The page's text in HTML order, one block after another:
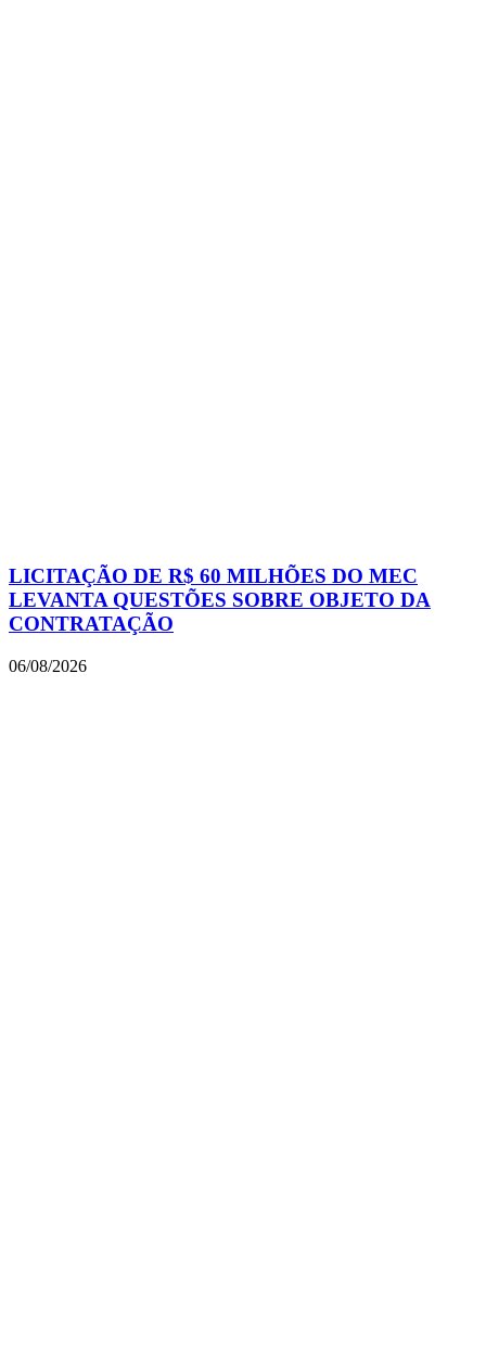
LICITAÇÃO DE R$ 60 MILHÕES DO MEC
LEVANTA QUESTÕES SOBRE OBJETO DA
CONTRATAÇÃO
06/08/2026